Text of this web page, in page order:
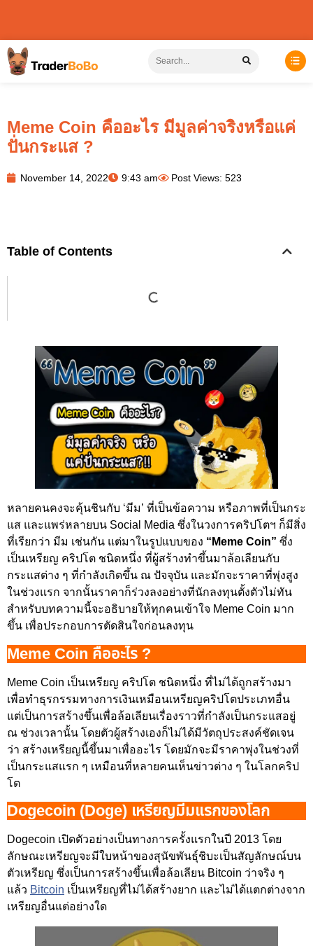
Meme Coin คืออะไร มีมูลค่าจริงหรือแค่
ปั่นกระแส ?
November 14, 2022 9:43 am Post Views: 523
Table of Contents
หลายคนคงจะคุ้นชินกับ ‘มีม’ ที่เป็นข้อความ หรือภาพที่เป็นกระ
แส และแพร่หลายบน Social Media ซึ่งในวงการคริปโตฯ ก็มีสิ่ง
ที่เรียกว่า มีม เช่นกัน แต่มาในรูปแบบของ “Meme Coin” ซึ่ง
เป็นเหรียญ คริปโต ชนิดหนึ่ง ที่ผู้สร้างทำขึ้นมาล้อเลียนกับ
กระแสต่าง ๆ ที่กำลังเกิดขึ้น ณ ปัจจุบัน และมักจะราคาที่พุ่งสูง
ในช่วงแรก จากนั้นราคาก็ร่วงลงอย่างที่นักลงทุนตั้งตัวไม่ทัน
สำหรับบทความนี้จะอธิบายให้ทุกคนเข้าใจ Meme Coin มาก
ขึ้น เพื่อประกอบการตัดสินใจก่อนลงทุน
Meme Coin คืออะไร ?
Meme Coin เป็นเหรียญ คริปโต ชนิดหนึ่ง ที่ไม่ได้ถูกสร้างมา
เพื่อทำธุรกรรมทางการเงินเหมือนเหรียญคริปโตประเภทอื่น
แต่เป็นการสร้างขึ้นเพื่อล้อเลียนเรื่องราวที่กำลังเป็นกระแสอยู่
ณ ช่วงเวลานั้น โดยตัวผู้สร้างเองก็ไม่ได้มีวัตถุประสงค์ชัดเจน
ว่า สร้างเหรียญนี้ขึ้นมาเพื่ออะไร โดยมักจะมีราคาพุ่งในช่วงที่
เป็นกระแสแรก ๆ เหมือนที่หลายคนเห็นข่าวต่าง ๆ ในโลกคริป
โต
Dogecoin (Doge) เหรียญมีมแรกของโลก
Dogecoin เปิดตัวอย่างเป็นทางการครั้งแรกในปี 2013 โดย
ลักษณะเหรียญจะมีใบหน้าของสุนัขพันธุ์ชิบะเป็นสัญลักษณ์บน
ตัวเหรียญ ซึ่งเป็นการสร้างขึ้นเพื่อล้อเลียน Bitcoin ว่าจริง ๆ
แล้ว Bitcoin เป็นเหรียญที่ไม่ได้สร้างยาก และไม่ได้แตกต่างจาก
เหรียญอื่นแต่อย่างใด